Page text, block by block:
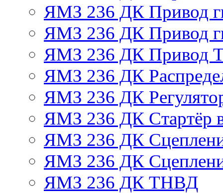
ЯМЗ 236 ДК Привод
ЯМЗ 236 ДК Привод
ЯМЗ 236 ДК Привод
ЯМЗ 236 ДК
ЯМЗ 236 ДК
ЯМЗ 236 ДК Стартёр
ЯМЗ 236 ДК
ЯМЗ 236 ДК
ЯМЗ 236 ДК ТНВД